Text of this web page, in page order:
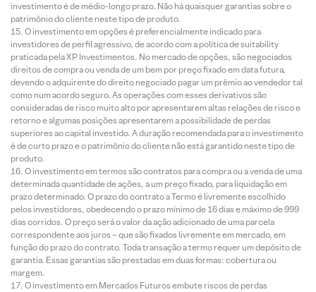
investimento é de médio-longo prazo. Não há quaisquer garantias sobre o
patrimônio do cliente neste tipo de produto.
O investimento em opções é preferencialmente indicado para
investidores de perfil agressivo, de acordo com a política de suitability
praticada pela XP Investimentos. No mercado de opções, são negociados
direitos de compra ou venda de um bem por preço fixado em data futura,
devendo o adquirente do direito negociado pagar um prêmio ao vendedor tal
como num acordo seguro. As operações com esses derivativos são
consideradas de risco muito alto por apresentarem altas relações de risco e
retorno e algumas posições apresentarem a possibilidade de perdas
superiores ao capital investido. A duração recomendada para o investimento
é de curto prazo e o patrimônio do cliente não está garantido neste tipo de
produto.
O investimento em termos são contratos para compra ou a venda de uma
determinada quantidade de ações, a um preço fixado, para liquidação em
prazo determinado. O prazo do contrato a Termo é livremente escolhido
pelos investidores, obedecendo o prazo mínimo de 16 dias e máximo de 999
dias corridos. O preço será o valor da ação adicionado de uma parcela
correspondente aos juros – que são fixados livremente em mercado, em
função do prazo do contrato. Toda transação a termo requer um depósito de
garantia. Essas garantias são prestadas em duas formas: cobertura ou
margem.
O investimento em Mercados Futuros embute riscos de perdas